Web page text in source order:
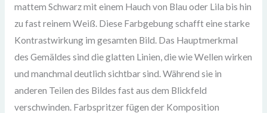
mattem Schwarz mit einem Hauch von Blau oder Lila bis hin
zu fast reinem Weiß. Diese Farbgebung schafft eine starke
Kontrastwirkung im gesamten Bild. Das Hauptmerkmal
des Gemäldes sind die glatten Linien, die wie Wellen wirken
und manchmal deutlich sichtbar sind. Während sie in
anderen Teilen des Bildes fast aus dem Blickfeld
verschwinden. Farbspritzer fügen der Komposition